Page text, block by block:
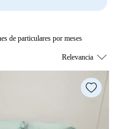
de particulares por meses